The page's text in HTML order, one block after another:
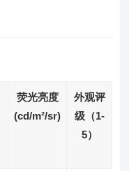
荧光亮度
(cd/m²/sr)
外观评
级（1-
5）